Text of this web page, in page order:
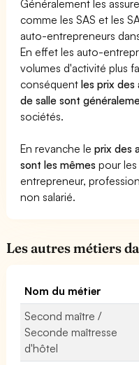
Généralement les
comme les SAS et les
auto-entrepreneurs
En effet les auto-
volumes d'activité plus
conséquentles prix des
de salle sont
sociétés.
En revanche leprix des
sont les mêmes pour
entrepreneur,
non salarié.
Les autres métiers
Nom du métier
Second maître /
Seconde maîtresse
d'hôtel